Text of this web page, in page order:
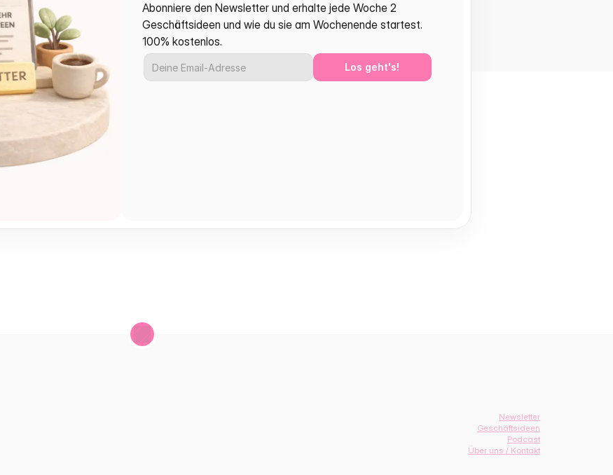
Abonniere den Newsletter und erhalte jede Woche 2
Geschäftsideen und wie du sie am Wochenende startest.
100% kostenlos.
Los geht's!
Newsletter
Geschäftsideen
Podcast
Über uns / Kontakt